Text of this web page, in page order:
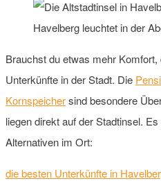
Havelberg leuchtet in der
Brauchst du etwas mehr
Unterkünfte in der Stadt. Die
Kornspeichersind besondere
liegen direkt auf der Stadtinsel.
Alternativen im Ort:
die besten Unterkünfte in